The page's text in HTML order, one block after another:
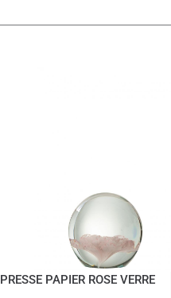
PRESSE PAPIER ROSE VERRE